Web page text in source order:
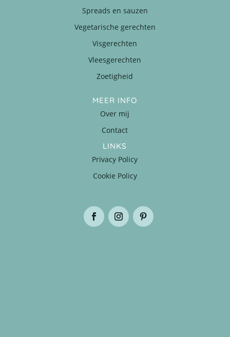
Spreads en sauzen
Vegetarische gerechten
Visgerechten
Vleesgerechten
Zoetigheid
MEER INFO
Over mij
Contact
LINKS
Privacy Policy
Cookie Policy